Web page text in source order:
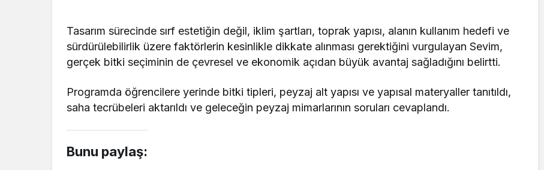
Tasarım sürecinde sırf estetiğin değil, iklim şartları, toprak yapısı, alanın kullanım hedefi ve
sürdürülebilirlik üzere faktörlerin kesinlikle dikkate alınması gerektiğini vurgulayan Sevim,
gerçek bitki seçiminin de çevresel ve ekonomik açıdan büyük avantaj sağladığını belirtti.
Programda öğrencilere yerinde bitki tipleri, peyzaj alt yapısı ve yapısal materyaller tanıtıldı,
saha tecrübeleri aktarıldı ve geleceğin peyzaj mimarlarının soruları cevaplandı.
Bunu paylaş: